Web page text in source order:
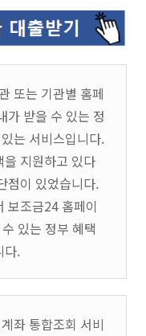
또는 기관별 홈페
가 받을 수 있는 정
는 서비스입니다.
지원하고 있다
점이 있었습니다.
보조금24 홈페이
있는 정부 혜택
다.
좌 통합조회 서비